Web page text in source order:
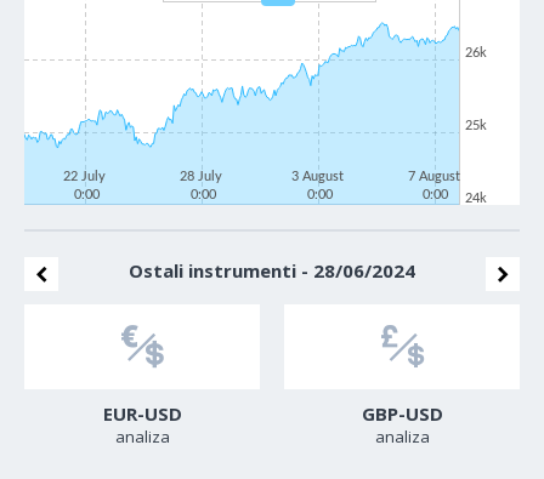
22 July
0:00
28 July
0:00
3 August
0:00
7 August
0:00
24k
25k
26k
Ostali instrumenti - 28/06/2024
EUR-USD
analiza
GBP-USD
analiza